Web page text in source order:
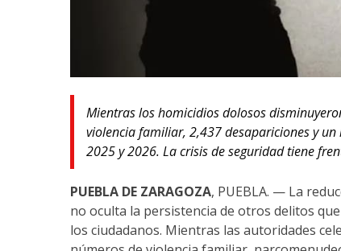
Mientras los homicidios dolosos
violencia familiar, 2,437 desapariciones y
2025 y 2026. La crisis de seguridad tiene
PUEBLA DE ZARAGOZA, PUEBLA. — La
no oculta la persistencia de otros delitos
los ciudadanos. Mientras las autoridades